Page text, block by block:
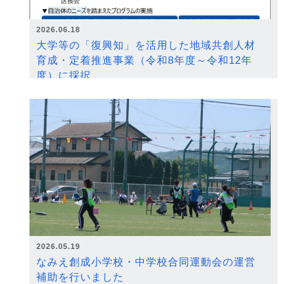
2026.06.18
大学等の「復興知」を活用した地域共創人材
育成・定着推進事業（令和8年度～令和12年
度）に採択
2026.05.19
なみえ創成小学校・中学校合同運動会の運営
補助を行いました